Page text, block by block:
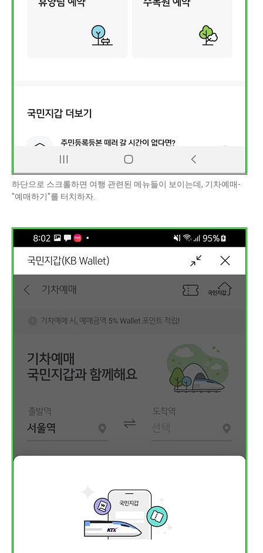
하단으로 스크롤하면 여행 관련된 메뉴들이 보이는데, 기차예매-
"예매하기"를 터치하자.